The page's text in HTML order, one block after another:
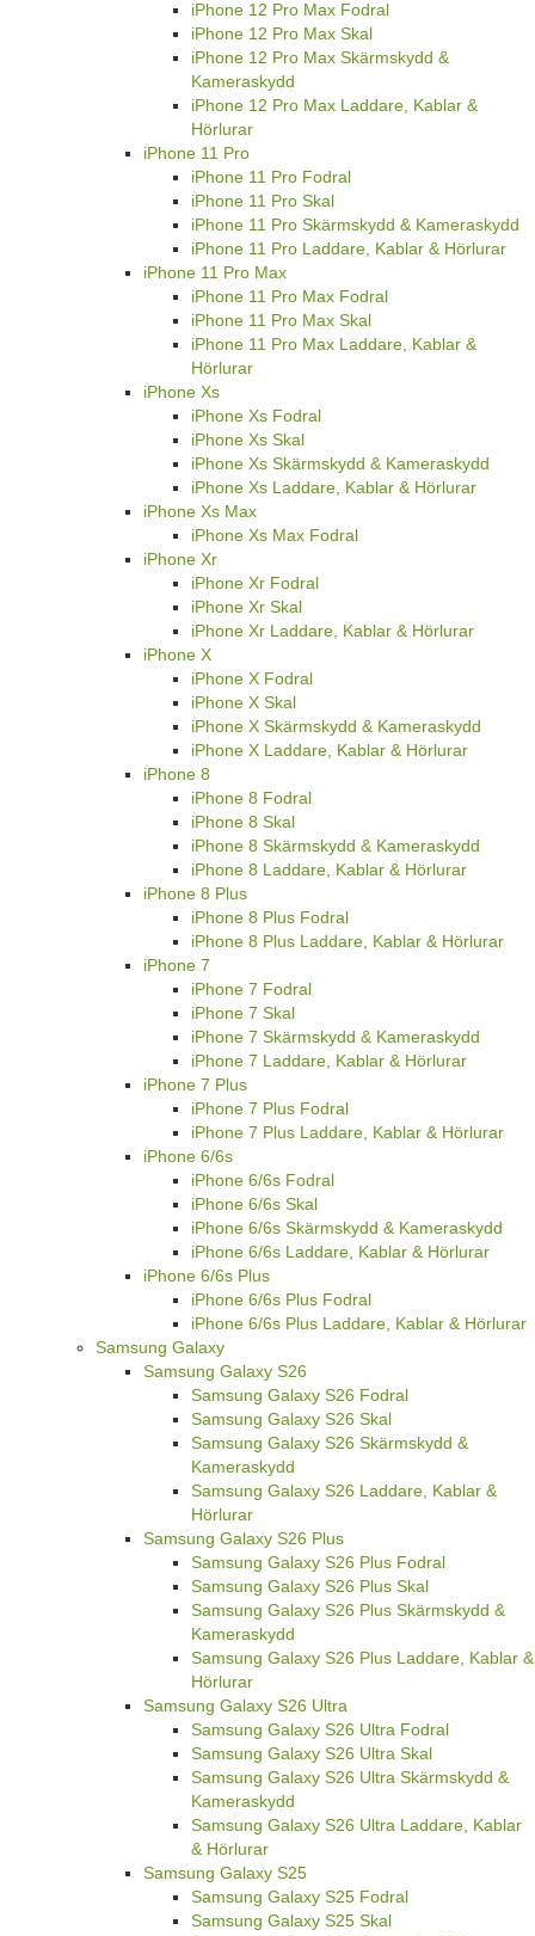
iPhone 12 Pro Max Fodral
iPhone 12 Pro Max Skal
iPhone 12 Pro Max Skärmskydd &
Kameraskydd
iPhone 12 Pro Max Laddare, Kablar &
Hörlurar
iPhone 11 Pro
iPhone 11 Pro Fodral
iPhone 11 Pro Skal
iPhone 11 Pro Skärmskydd & Kameraskydd
iPhone 11 Pro Laddare, Kablar & Hörlurar
iPhone 11 Pro Max
iPhone 11 Pro Max Fodral
iPhone 11 Pro Max Skal
iPhone 11 Pro Max Laddare, Kablar &
Hörlurar
iPhone Xs
iPhone Xs Fodral
iPhone Xs Skal
iPhone Xs Skärmskydd & Kameraskydd
iPhone Xs Laddare, Kablar & Hörlurar
iPhone Xs Max
iPhone Xs Max Fodral
iPhone Xr
iPhone Xr Fodral
iPhone Xr Skal
iPhone Xr Laddare, Kablar & Hörlurar
iPhone X
iPhone X Fodral
iPhone X Skal
iPhone X Skärmskydd & Kameraskydd
iPhone X Laddare, Kablar & Hörlurar
iPhone 8
iPhone 8 Fodral
iPhone 8 Skal
iPhone 8 Skärmskydd & Kameraskydd
iPhone 8 Laddare, Kablar & Hörlurar
iPhone 8 Plus
iPhone 8 Plus Fodral
iPhone 8 Plus Laddare, Kablar & Hörlurar
iPhone 7
iPhone 7 Fodral
iPhone 7 Skal
iPhone 7 Skärmskydd & Kameraskydd
iPhone 7 Laddare, Kablar & Hörlurar
iPhone 7 Plus
iPhone 7 Plus Fodral
iPhone 7 Plus Laddare, Kablar & Hörlurar
iPhone 6/6s
iPhone 6/6s Fodral
iPhone 6/6s Skal
iPhone 6/6s Skärmskydd & Kameraskydd
iPhone 6/6s Laddare, Kablar & Hörlurar
iPhone 6/6s Plus
iPhone 6/6s Plus Fodral
iPhone 6/6s Plus Laddare, Kablar & Hörlurar
Samsung Galaxy
Samsung Galaxy S26
Samsung Galaxy S26 Fodral
Samsung Galaxy S26 Skal
Samsung Galaxy S26 Skärmskydd &
Kameraskydd
Samsung Galaxy S26 Laddare, Kablar &
Hörlurar
Samsung Galaxy S26 Plus
Samsung Galaxy S26 Plus Fodral
Samsung Galaxy S26 Plus Skal
Samsung Galaxy S26 Plus Skärmskydd &
Kameraskydd
Samsung Galaxy S26 Plus Laddare, Kablar &
Hörlurar
Samsung Galaxy S26 Ultra
Samsung Galaxy S26 Ultra Fodral
Samsung Galaxy S26 Ultra Skal
Samsung Galaxy S26 Ultra Skärmskydd &
Kameraskydd
Samsung Galaxy S26 Ultra Laddare, Kablar
& Hörlurar
Samsung Galaxy S25
Samsung Galaxy S25 Fodral
Samsung Galaxy S25 Skal